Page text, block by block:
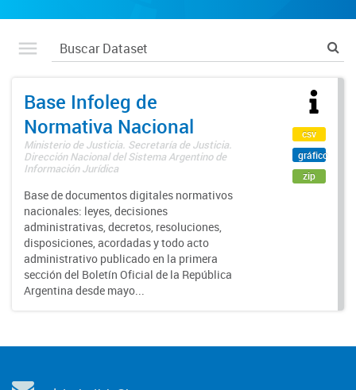
Base Infoleg de
Normativa Nacional
Ministerio de Justicia. Secretaría de Justicia.
Dirección Nacional del Sistema Argentino de
Información Jurídica
Base de documentos digitales normativos
nacionales: leyes, decisiones
administrativas, decretos, resoluciones,
disposiciones, acordadas y todo acto
administrativo publicado en la primera
sección del Boletín Oficial de la República
Argentina desde mayo...
csv
gráfico
zip